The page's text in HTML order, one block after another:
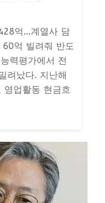
억…계열사 담
억 빌려줘 반도
력평가에서 전
려났다. 지난해
업활동 현금흐